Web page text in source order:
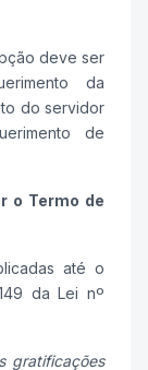
deve ser
da
do servidor
de
o Termo de
até o
da Lei nº
gratificações